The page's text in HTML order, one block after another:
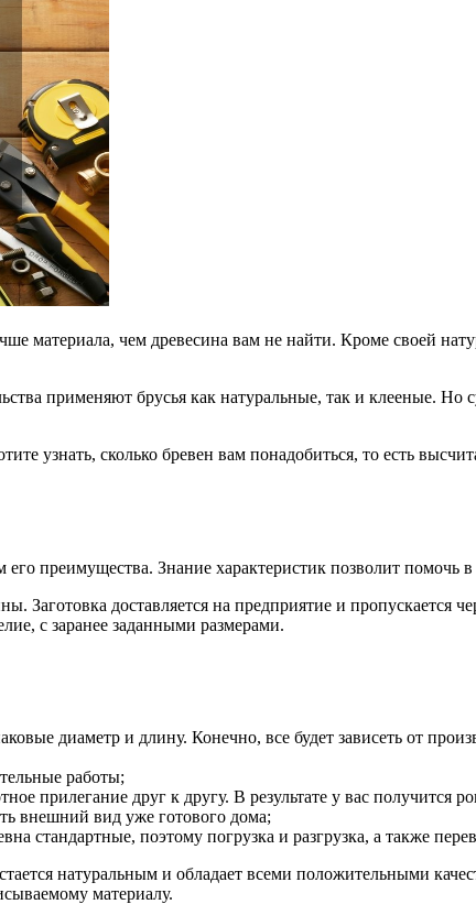
материала, чем древесина вам не найти. Кроме своей
применяют брусья как натуральные, так и клееные. Но
узнать, сколько бревен вам понадобиться, то есть
преимущества. Знание характеристик позволит помочь
Заготовка доставляется на предприятие и пропускается
с заранее заданными размерами.
диаметр и длину. Конечно, все будет зависеть от
работы;
прилегание друг к другу. В результате у вас получится
внешний вид уже готового дома;
стандартные, поэтому погрузка и разгрузка, а также
натуральным и обладает всеми положительными
материалу.